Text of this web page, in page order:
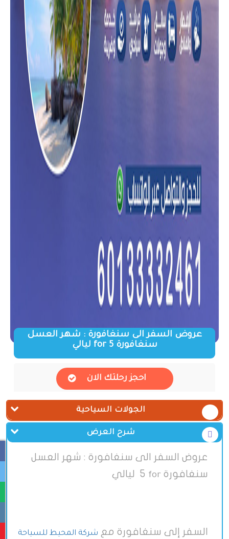
عروض السفر الى سنغافورة : شهر العسل
سنغافورة for 5 ليالي
احجز رحلتك الان
الجولات السياحية
شرح العرض
عروض السفر الى سنغافورة : شهر العسل
سنغافورة for
السفر إلى سنغافورة مع شركة المحيط للسياحة